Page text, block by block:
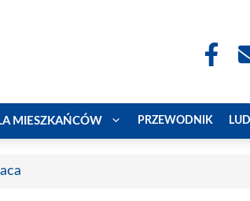
MIESZKAŃCÓW PRZEWODNIK